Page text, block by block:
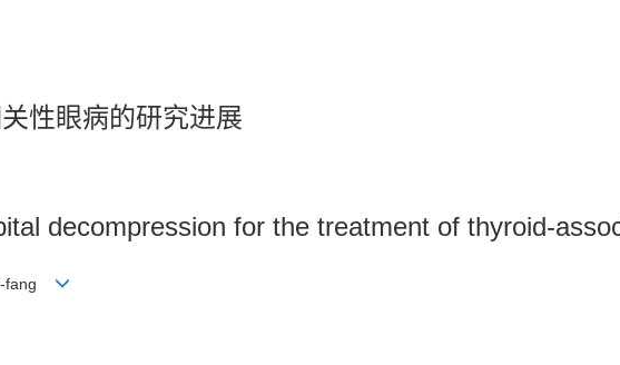
性眼病的研究进展
decompression for the treatment of thyroid-
fang